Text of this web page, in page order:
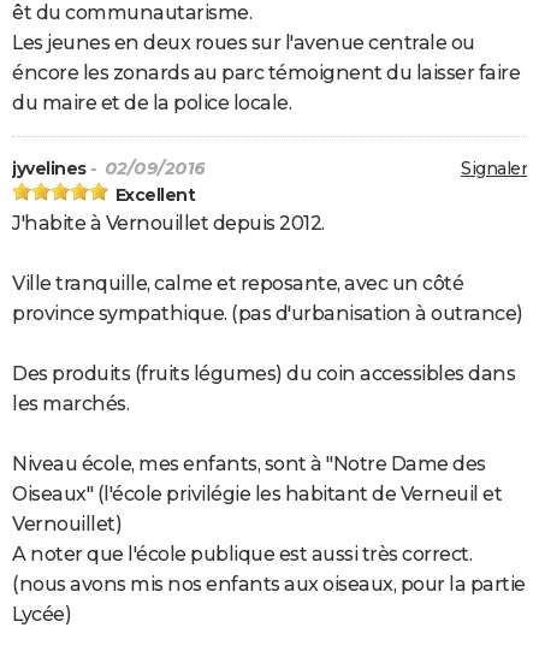
êt du communautarisme.
Les jeunes en deux roues sur l'avenue centrale ou
éncore les zonards au parc témoignent du laisser faire
du maire et de la police locale.
Signaler
jyvelines- 02/09/2016
Excellent
J'habite à Vernouillet depuis 2012.
Ville tranquille, calme et reposante, avec un côté
province sympathique. (pas d'urbanisation à outrance)
Des produits (fruits légumes) du coin accessibles dans
les marchés.
Niveau école, mes enfants, sont à "Notre Dame des
Oiseaux" (l'école privilégie les habitant de Verneuil et
Vernouillet)
A noter que l'école publique est aussi très correct.
(nous avons mis nos enfants aux oiseaux, pour la partie
Lycée)